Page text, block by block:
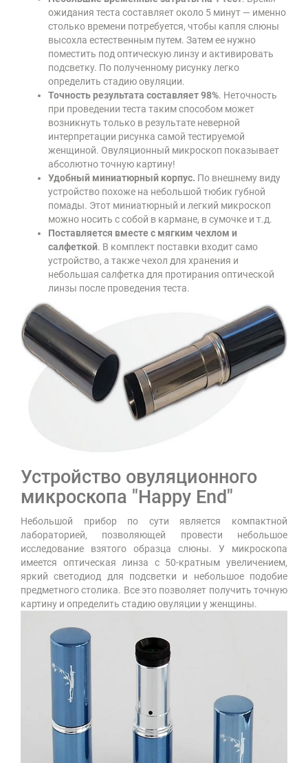
ожидания теста составляет около 5 минут — именно
столько времени потребуется, чтобы капля слюны
высохла естественным путем. Затем ее нужно
поместить под оптическую линзу и активировать
подсветку. По полученному рисунку легко
определить стадию овуляции.
Точность результата составляет 98%. Неточность
при проведении теста таким способом может
возникнуть только в результате неверной
интерпретации рисунка самой тестируемой
женщиной. Овуляционный микроскоп показывает
абсолютно точную картину!
Удобный миниатюрный корпус. По внешнему виду
устройство похоже на небольшой тюбик губной
помады. Этот миниатюрный и легкий микроскоп
можно носить с собой в кармане, в сумочке и т.д.
Поставляется вместе с мягким чехлом и
салфеткой. В комплект поставки входит само
устройство, а также чехол для хранения и
небольшая салфетка для протирания оптической
линзы после проведения теста.
Устройство овуляционного
микроскопа "Happy End"
Небольшой прибор по сути является компактной
лабораторией, позволяющей провести небольшое
исследование взятого образца слюны. У микроскопа
имеется оптическая линза с 50-кратным увеличением,
яркий светодиод для подсветки и небольшое подобие
предметного столика. Все это позволяет получить точную
картину и определить стадию овуляции у женщины.